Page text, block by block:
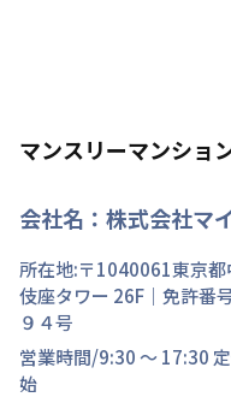
マンスリーマンショ
会社名： 株式会社マ
所在地:〒1040061東京都
伎座タワー 26F ｜免許番
９４号
営業時間/9:30 ～ 17:30
始